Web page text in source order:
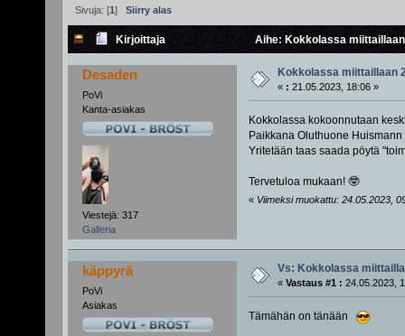
Sivuja: [1] Siirry alas
Kirjoittaja Aihe: Kokkolassa
Desaden
PoVi
Kanta-asiakas
Viestejä: 317
Galleria
Kokkolassa miittaillaan
« : 21.05.2023, 18:06 »
Kokkolassa kokoonnutaan
Paikkana Oluthuone
Yritetään taas saada pöytä
Tervetuloa mukaan! 🤓
« Viimeksi muokattu: 24.05.2023,
käppyrä
PoVi
Asiakas
Vs: Kokkolassa
« Vastaus #1 : 24.05.2023,
Tämähän on tänään